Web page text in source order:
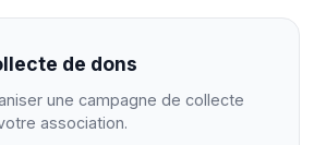
de dons
une campagne de collecte
association.